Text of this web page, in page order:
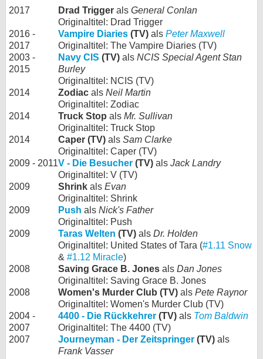
2017 Drad Trigger als General Conlan
Originaltitel: Drad Trigger
2016 -
2017
Vampire Diaries (TV) als Peter Maxwell
Originaltitel: The Vampire Diaries (TV)
2003 -
2015
Navy CIS (TV) als NCIS Special Agent Stan
Burley
Originaltitel: NCIS (TV)
2014
Zodiac als Neil Martin
Originaltitel: Zodiac
2014
Truck Stop als Mr. Sullivan
Originaltitel: Truck Stop
2014
Caper (TV) als Sam Clarke
Originaltitel: Caper (TV)
2009 - 2011V - Die Besucher (TV) als Jack Landry
Originaltitel: V (TV)
2009
Shrink als Evan
Originaltitel: Shrink
2009
Push als Nick's Father
Originaltitel: Push
2009
Taras Welten (TV) als Dr. Holden
Originaltitel: United States of Tara (#1.11 Snow
& #1.12 Miracle)
2008
Saving Grace B. Jones als Dan Jones
Originaltitel: Saving Grace B. Jones
2008
Women's Murder Club (TV) als Pete Raynor
Originaltitel: Women's Murder Club (TV)
2004 -
2007
4400 - Die Rückkehrer (TV) als Tom Baldwin
Originaltitel: The 4400 (TV)
2007
Journeyman - Der Zeitspringer (TV) als
Frank Vasser